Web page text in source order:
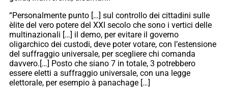
“Personalmente punto […] sul controllo dei cittadini sulle
èlite del vero potere del XXI secolo che sono i vertici delle
multinazionali […] il demo, per evitare il governo
oligarchico dei custodi, deve poter votare, con l’estensione
del suffraggio universale, per scegliere chi comanda
davvero.[…] Posto che siano 7 in totale, 3 potrebbero
essere eletti a suffraggio universale, con una legge
elettorale, per esempio à panachage […]